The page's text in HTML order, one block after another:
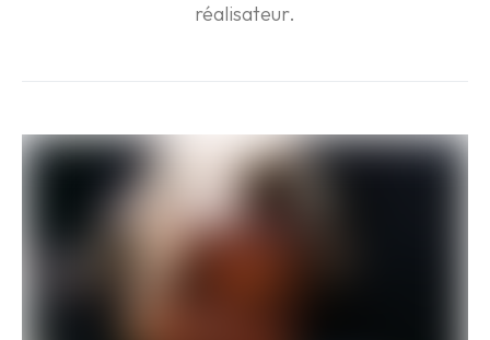
réalisateur.